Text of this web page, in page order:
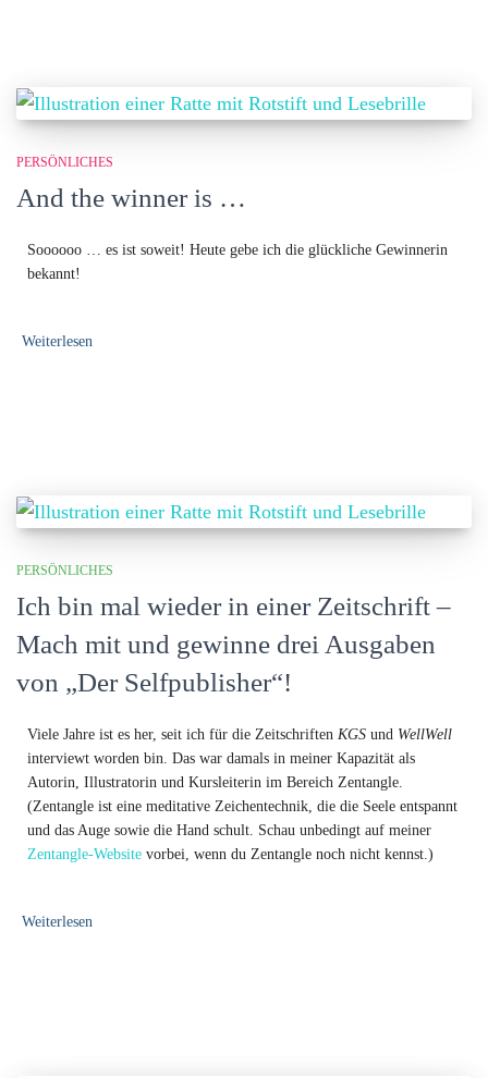
PERSÖNLICHES
And the winner is …
Soooooo … es ist soweit! Heute gebe ich die glückliche Gewinnerin
bekannt!
Weiterlesen
PERSÖNLICHES
Ich bin mal wieder in einer Zeitschrift –
Mach mit und gewinne drei Ausgaben
von „Der Selfpublisher“!
Viele Jahre ist es her, seit ich für die Zeitschriften KGS und WellWell
interviewt worden bin. Das war damals in meiner Kapazität als
Autorin, Illustratorin und Kursleiterin im Bereich Zentangle.
(Zentangle ist eine meditative Zeichentechnik, die die Seele entspannt
und das Auge sowie die Hand schult. Schau unbedingt auf meiner
Zentangle-Website vorbei, wenn du Zentangle noch nicht kennst.)
Weiterlesen